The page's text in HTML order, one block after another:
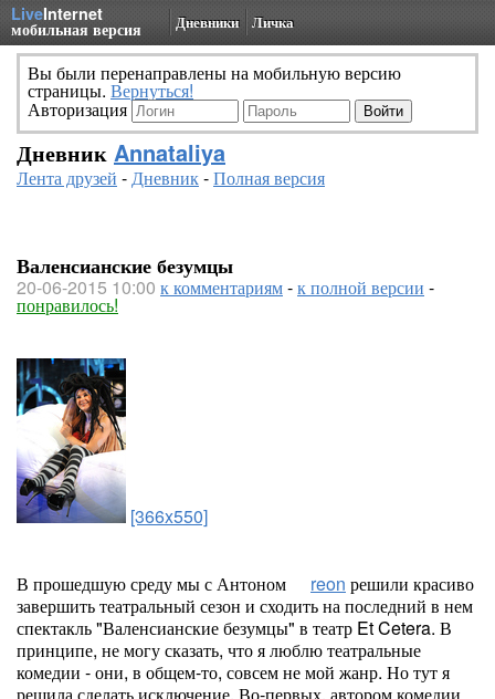
LiveInternet
мобильная версия Дневники Личка
Вы были перенаправлены на мобильную версию
страницы. Вернуться!
Авторизация
Дневник Annataliya
Лента друзей -Дневник-Полная версия
Валенсианские безумцы
20-06-2015 10:00 к комментариям-к полной версии -
понравилось!
[366x550]
В прошедшую среду мы с Антоном reon решили красиво
завершить театральный сезон и сходить на последний в нем
спектакль "Валенсианские безумцы" в театр Et Cetera. В
принципе, не могу сказать, что я люблю театральные
комедии - они, в общем-то, совсем не мой жанр. Но тут я